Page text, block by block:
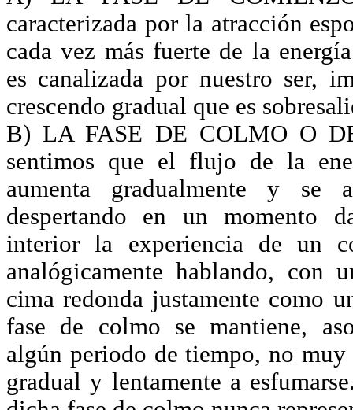
caracterizada por la atracción
cada vez más fuerte de la
es canalizada por nuestro ser,
crescendo gradual que es
B) LA FASE DE COLMO O
sentimos que el flujo de la
aumenta gradualmente y se
despertando en un momento
interior la experiencia de un
analógicamente hablando, con
cima redonda justamente como
fase de colmo se mantiene,
algún periodo de tiempo, no muy
gradual y lentamente a